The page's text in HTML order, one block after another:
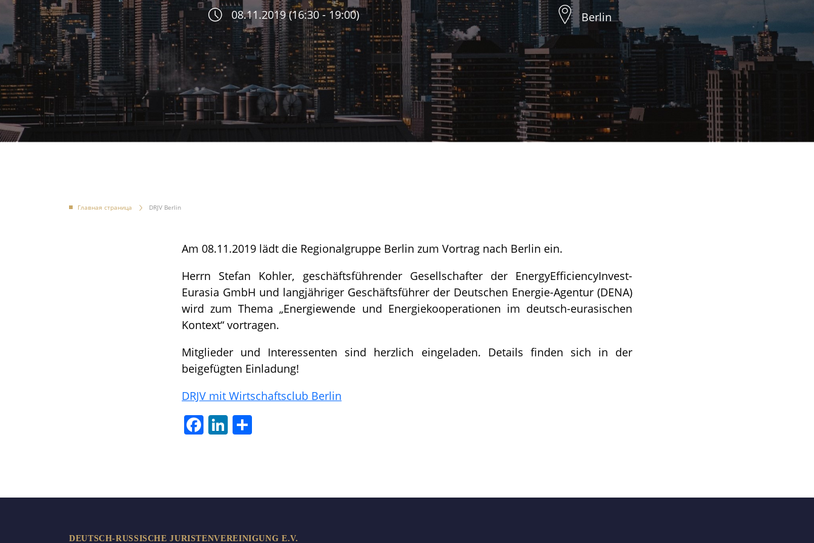
08.11.2019 (16:30 - 19:00) Berlin
Главная страница DRJV Berlin
Am 08.11.2019 lädt die Regionalgruppe Berlin zum Vortrag nach Berlin ein.
Herrn Stefan Kohler, geschäftsführender Gesellschafter der EnergyEfficiencyInvest-
Eurasia GmbH und langjähriger Geschäftsführer der Deutschen Energie-Agentur (DENA)
wird zum Thema „Energiewende und Energiekooperationen im deutsch-eurasischen
Kontext“ vortragen.
Mitglieder und Interessenten sind herzlich eingeladen. Details finden sich in der
beigefügten Einladung!
DRJV mit Wirtschaftsclub Berlin
FacebookLinkedIn
DEUTSCH-RUSSISCHE JURISTENVEREINIGUNG E.V.